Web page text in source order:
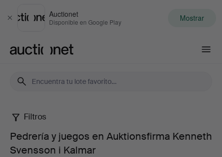
Cerrar
Auctionet
Disponible en Google Play Mostrar
Pedrería
Filtros
Pedrería y juegos en Auktionsfirma Kenneth
Svensson i Kalmar